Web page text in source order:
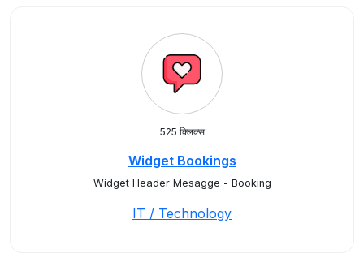
525 क्लिक्स
Widget Bookings
Widget Header Mesagge - Booking
IT / Technology